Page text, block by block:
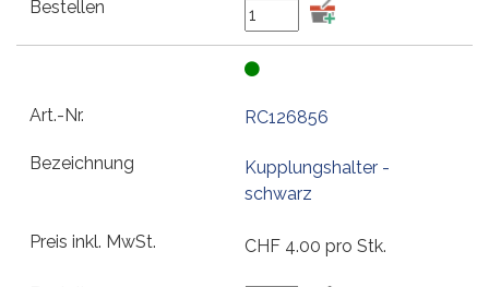
RC126856
Kupplungshalter -
schwarz
CHF 4.00 pro Stk.